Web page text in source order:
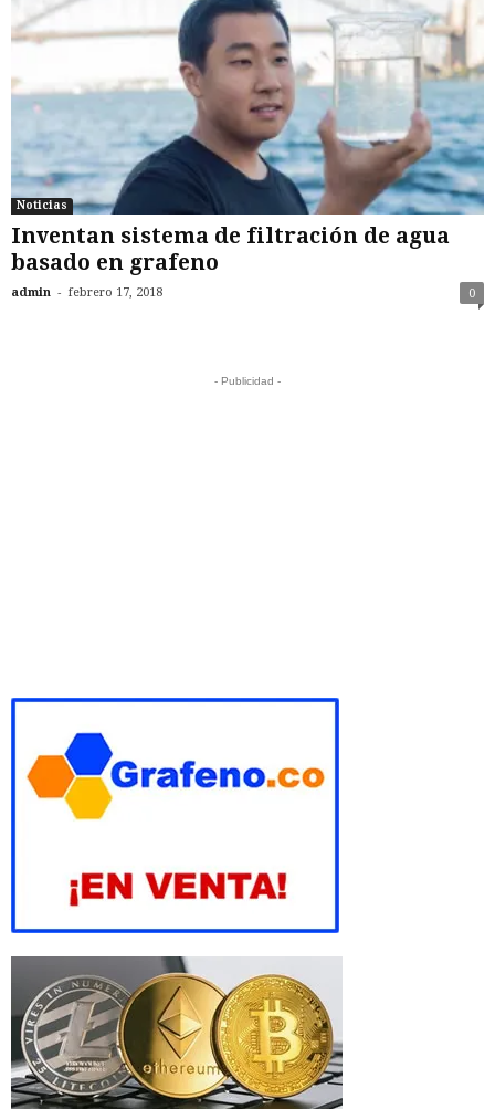
Noticias
Inventan sistema de filtración de agua
basado en grafeno
admin - febrero 17, 2018 0
- Publicidad -